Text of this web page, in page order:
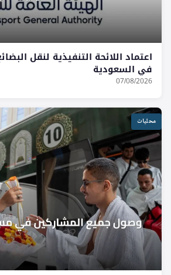
اعتماد اللائحة التنفيذية لنقل
في السعودية
07/08/2026
محليات